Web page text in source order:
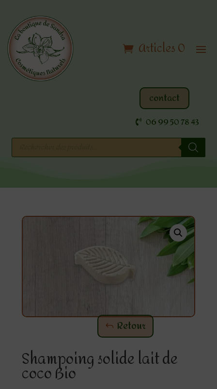
Articles 0
contact
06 99 50 78 43
Recherche
produits
Retour
Shampoing solide lait de
coco Bio